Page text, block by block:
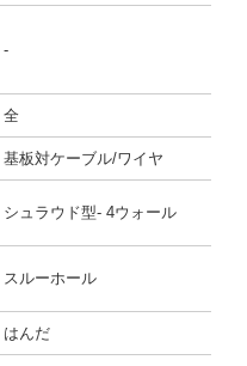
-
全
基板対ケーブル/ワイヤ
シュラウド型- 4ウォール
スルーホール
はんだ